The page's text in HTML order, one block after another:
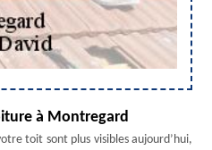
à Montregard
toit sont plus visibles aujourd’hui,